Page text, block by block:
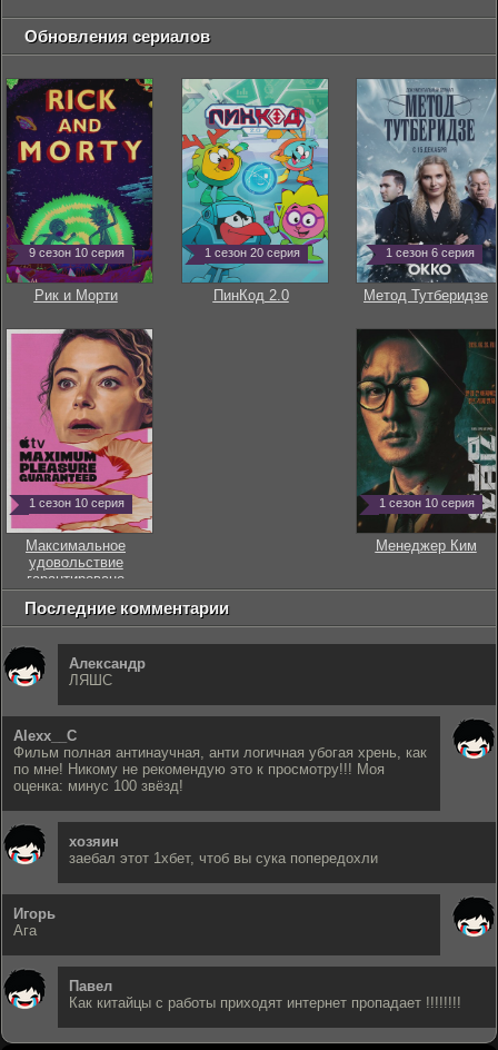
Обновления сериалов
9 сезон 10 серия
Рик и Морти
1 сезон 20 серия
ПинКод 2.0
1 сезон 6 серия
Метод Тутберидзе
1 сезон 10 серия
Максимальное
удовольствие
гарантировано
1 сезон 10 серия
Менеджер Ким
Последние комментарии
Александр
ЛЯШС
Alexx__C
Фильм полная антинаучная, анти логичная убогая хрень, как
по мне! Никому не рекомендую это к просмотру!!! Моя
оценка: минус 100 звёзд!
хозяин
заебал этот 1хбет, чтоб вы сука попередохли
Игорь
Ага
Павел
Как китайцы с работы приходят интернет пропадает !!!!!!!!